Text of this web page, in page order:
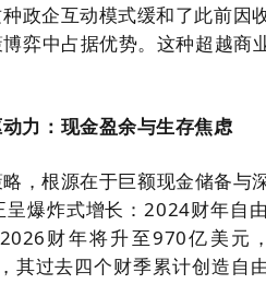
政企互动模式缓和了此前因
弈中占据优势。这种超越商
力：现金盈余与生存焦虑
，根源在于巨额现金储备与
爆炸式增长：2024财年自
财年将升至970亿美元
其过去四个财季累计创造自